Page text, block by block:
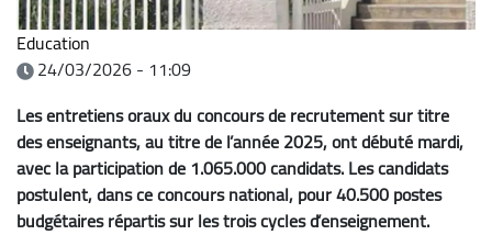
Education
24/03/2026 - 11:09
Les entretiens oraux du concours de recrutement sur titre
des enseignants, au titre de l’année 2025, ont débuté mardi,
avec la participation de 1.065.000 candidats. Les candidats
postulent, dans ce concours national, pour 40.500 postes
budgétaires répartis sur les trois cycles d’enseignement.